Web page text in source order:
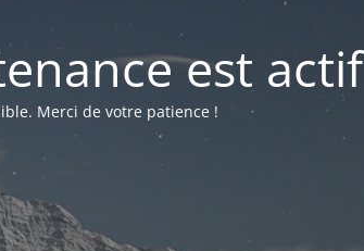
est actif
Merci de votre patience !